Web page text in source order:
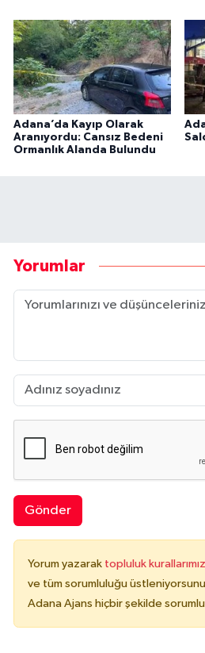
Adana’da Kayıp Olarak
Aranıyordu: Cansız Bedeni
Ormanlık Alanda Bulundu
Yorumlar
Gönder
Yorum yazarak topluluk
ve tüm sorumluluğu
Adana Ajans hiçbir şekilde